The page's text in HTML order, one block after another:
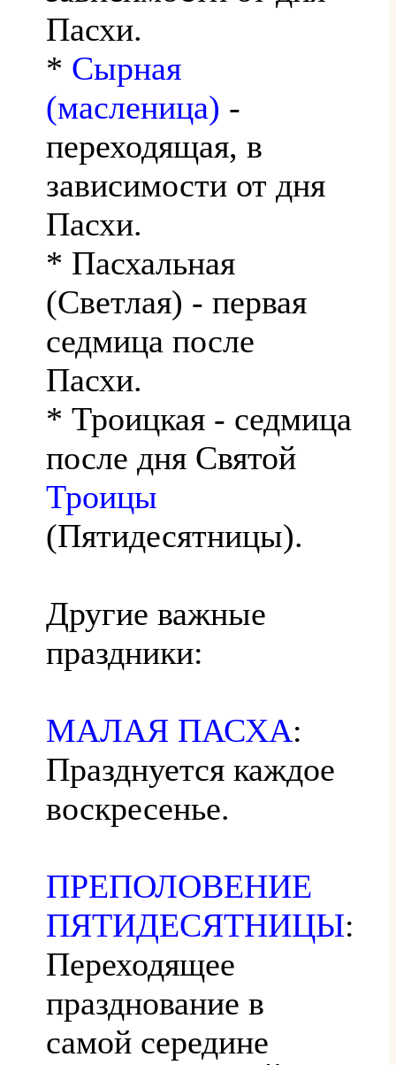
Пасхи.
* Сырная
(масленица) -
переходящая, в
зависимости от дня
Пасхи.
* Пасхальная
(Светлая) - первая
седмица после
Пасхи.
* Троицкая - седмица
после дня Святой
Троицы
(Пятидесятницы).
Другие важные
праздники:
МАЛАЯ ПАСХА:
Празднуется каждое
воскресенье.
ПРЕПОЛОВЕНИЕ
ПЯТИДЕСЯТНИЦЫ:
Переходящее
празднование в
самой середине